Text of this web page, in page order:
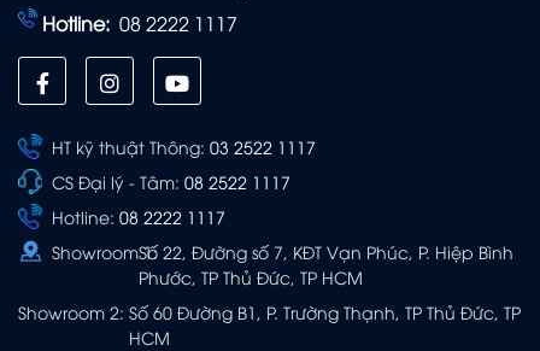
Hotline: 08 2222 1117
HT kỹ thuật Thông: 03 2522 1117
CS Đại lý - Tâm: 08 2522 1117
Hotline: 08 2222 1117
Showroom 1:Số 22, Đường số 7, KĐT Vạn Phúc, P. Hiệp Bình
Phước, TP Thủ Đức, TP HCM
Showroom 2: Số 60 Đường B1, P. Trường Thạnh, TP Thủ Đức, TP
HCM